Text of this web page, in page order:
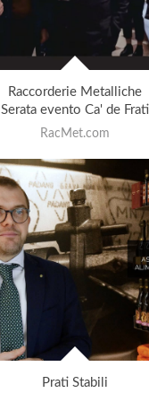
Raccorderie Metalliche
Serata evento Ca' de Frati
RacMet.com
Prati Stabili